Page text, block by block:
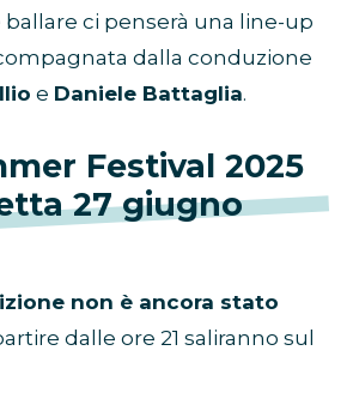
ballare ci penserà una line-up
dalla conduzione
e Daniele Battaglia.
Festival 2025
27 giugno
non è ancora stato
dalle ore 21 saliranno sul